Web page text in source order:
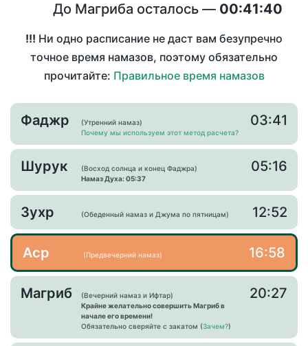
До Магриба осталось — 00:41:40
!!! Ни одно расписание не даст вам безупречно
точное время намазов, поэтому обязательно
прочитайте: Правильное время намазов
Фаджр
(Утренний намаз)
Почему мы используем этот метод расчета?
03:41
Шурук
(Восход солнца и конец Фаджра)
Намаз Духа: 05:37
05:16
Зухр (Обеденный намаз и Джума по пятницам) 12:52
Аср (Предвечерний намаз) 16:58
Магриб
(Вечерний намаз и Ифтар)
Крайне желательно совершить Магриб в
начале его времени!
Обязательно сверяйте с закатом (Зачем?)
20:27